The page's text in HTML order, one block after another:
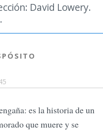
David Lowery.
es la historia de un
que muere y se